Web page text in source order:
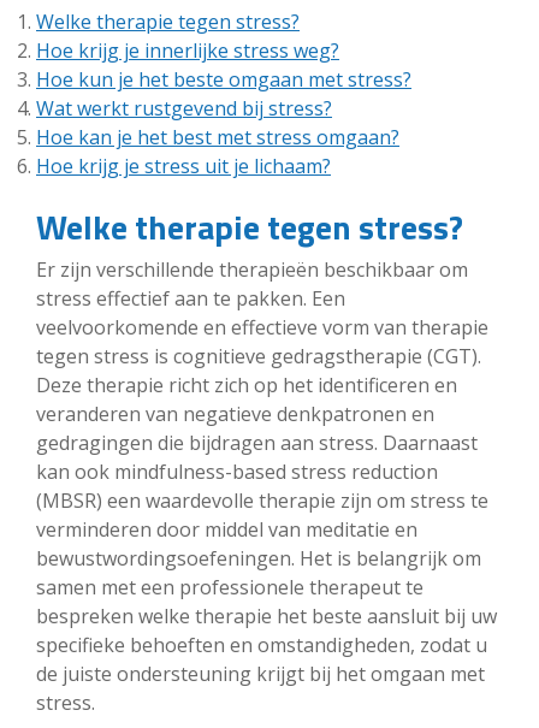
Welke therapie tegen stress?
Hoe krijg je innerlijke stress weg?
Hoe kun je het beste omgaan met stress?
Wat werkt rustgevend bij stress?
Hoe kan je het best met stress omgaan?
Hoe krijg je stress uit je lichaam?
Welke therapie tegen stress?
Er zijn verschillende therapieën beschikbaar om
stress effectief aan te pakken. Een
veelvoorkomende en effectieve vorm van therapie
tegen stress is cognitieve gedragstherapie (CGT).
Deze therapie richt zich op het identificeren en
veranderen van negatieve denkpatronen en
gedragingen die bijdragen aan stress. Daarnaast
kan ook mindfulness-based stress reduction
(MBSR) een waardevolle therapie zijn om stress te
verminderen door middel van meditatie en
bewustwordingsoefeningen. Het is belangrijk om
samen met een professionele therapeut te
bespreken welke therapie het beste aansluit bij uw
specifieke behoeften en omstandigheden, zodat u
de juiste ondersteuning krijgt bij het omgaan met
stress.